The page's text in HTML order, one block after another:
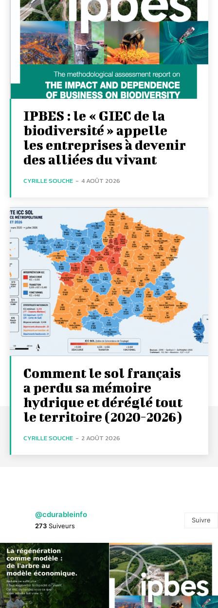
IPBES : le « GIEC de la
biodiversité » appelle
les entreprises à devenir
des alliées du vivant
CYRILLE SOUCHE - 4 AOÛT 2026
Comment le sol français
a perdu sa mémoire
hydrique et déréglé tout
le territoire (2020-2026)
CYRILLE SOUCHE - 2 AOÛT 2026
@cdurableinfo
273 Suiveurs
Suivre